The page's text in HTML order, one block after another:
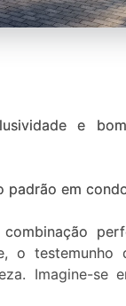
e
padrão em
o
Imagine-se